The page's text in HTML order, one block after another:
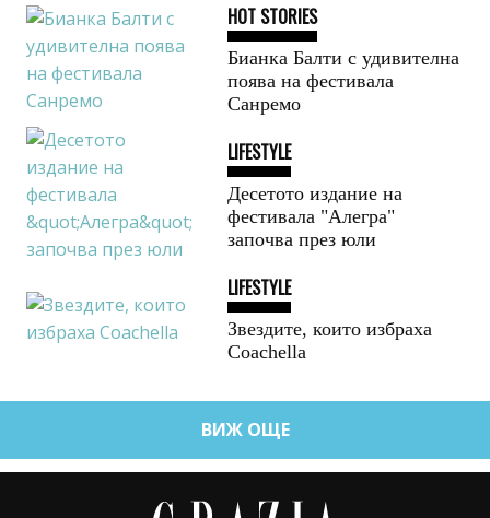
HOT STORIES
Бианка Балти с удивителна
поява на фестивала
Санремо
LIFESTYLE
Десетото издание на
фестивала "Алегра"
започва през юли
LIFESTYLE
Звездите, които избраха
Coachella
ВИЖ ОЩЕ